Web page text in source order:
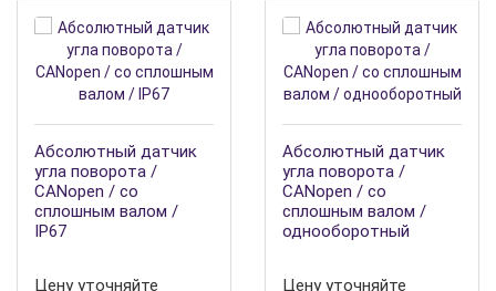
Абсолютный датчик
угла поворота /
CANopen / со
сплошным валом /
IP67
Цену уточняйте
Абсолютный датчик
угла поворота /
CANopen / со
сплошным валом /
однооборотный
Цену уточняйте